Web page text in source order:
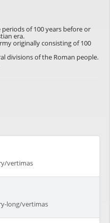
of 100 years before or
era.
originally consisting of 100
divisions of the Roman people.
vertimas
long/vertimas